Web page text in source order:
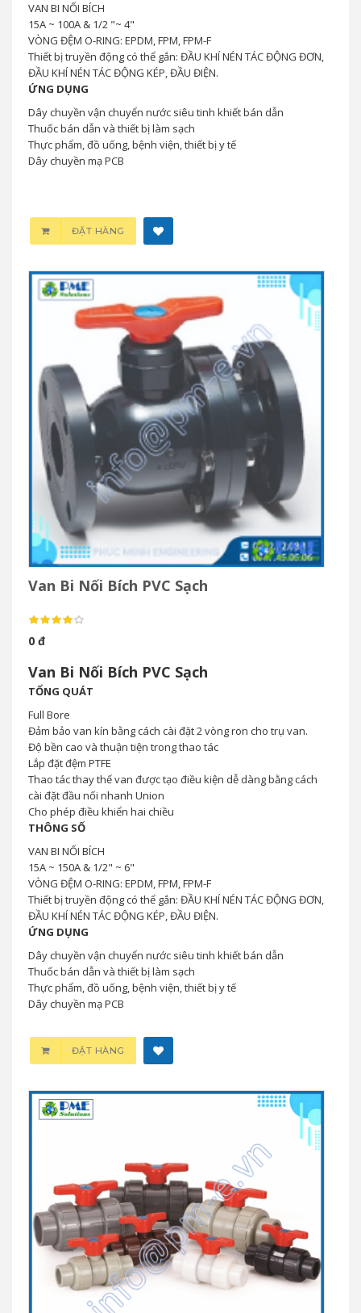
VAN BI NỐI BÍCH
15A ~ 100A & 1/2 "~ 4"
VÒNG ĐỆM O-RING: EPDM, FPM, FPM-F
Thiết bị truyền động có thể gắn: ĐẦU KHÍ NÉN TÁC ĐỘNG ĐƠN,
ĐẦU KHÍ NÉN TÁC ĐỘNG KÉP, ĐẦU ĐIỆN.
ỨNG DỤNG
Dây chuyền vận chuyển nước siêu tinh khiết bán dẫn
Thuốc bán dẫn và thiết bị làm sạch
Thực phẩm, đồ uống, bệnh viện, thiết bị y tế
Dây chuyền mạ PCB
ĐẶT HÀNG
Van Bi Nối Bích PVC Sạch
0 đ
Van Bi Nối Bích PVC Sạch
TỔNG QUÁT
Full Bore
Đảm bảo van kín bằng cách cài đặt 2 vòng ron cho trụ van.
Độ bền cao và thuận tiện trong thao tác
Lắp đặt đệm PTFE
Thao tác thay thế van được tạo điều kiện dễ dàng bằng cách
cài đặt đầu nối nhanh Union
Cho phép điều khiển hai chiều
THÔNG SỐ
VAN BI NỐI BÍCH
15A ~ 150A & 1/2" ~ 6"
VÒNG ĐỆM O-RING: EPDM, FPM, FPM-F
Thiết bị truyền động có thể gắn: ĐẦU KHÍ NÉN TÁC ĐỘNG ĐƠN,
ĐẦU KHÍ NÉN TÁC ĐỘNG KÉP, ĐẦU ĐIỆN.
ỨNG DỤNG
Dây chuyền vận chuyển nước siêu tinh khiết bán dẫn
Thuốc bán dẫn và thiết bị làm sạch
Thực phẩm, đồ uống, bệnh viện, thiết bị y tế
Dây chuyền mạ PCB
ĐẶT HÀNG